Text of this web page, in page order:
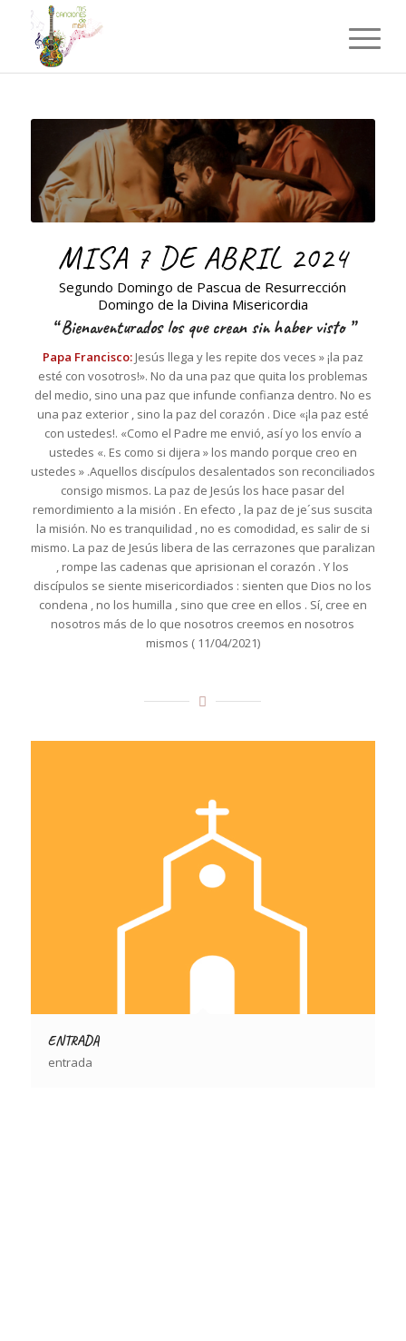
MISA 7 DE ABRIL 2024
Segundo Domingo de Pascua de Resurrección
Domingo de la Divina Misericordia
“Bienaventurados los que crean sin haber visto ”
Papa Francisco:Jesús llega y les repite dos veces » ¡la paz
esté con vosotros!». No da una paz que quita los problemas
del medio, sino una paz que infunde confianza dentro. No es
una paz exterior , sino la paz del corazón . Dice «¡la paz esté
con ustedes!. «Como el Padre me envió, así yo los envío a
ustedes «. Es como si dijera » los mando porque creo en
ustedes » .Aquellos discípulos desalentados son reconciliados
consigo mismos. La paz de Jesús los hace pasar del
remordimiento a la misión . En efecto , la paz de je´sus suscita
la misión. No es tranquilidad , no es comodidad, es salir de si
mismo. La paz de Jesús libera de las cerrazones que paralizan
, rompe las cadenas que aprisionan el corazón . Y los
discípulos se siente misericordiados : sienten que Dios no los
condena , no los humilla , sino que cree en ellos . Sí, cree en
nosotros más de lo que nosotros creemos en nosotros
mismos ( 11/04/2021)
ENTRADA
entrada